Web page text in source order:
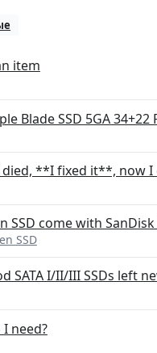
item
Blade SSD 5GA
died, **I fixed it**, now
SSD come with SanDisk
SSD
SATA I/II/III SSDs left
I need?